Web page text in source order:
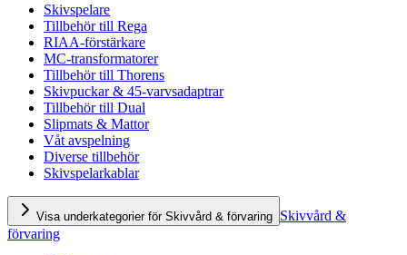
Skivspelare
Tillbehör till Rega
RIAA-förstärkare
MC-transformatorer
Tillbehör till Thorens
Skivpuckar & 45-varvsadaptrar
Tillbehör till Dual
Slipmats & Mattor
Våt avspelning
Diverse tillbehör
Skivspelarkablar
Visa underkategorier för Skivvård & förvaring Skivvård &
förvaring